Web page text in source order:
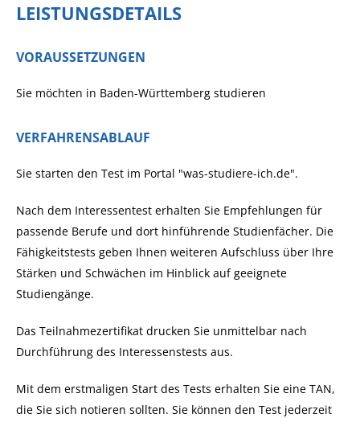
LEISTUNGSDETAILS
VORAUSSETZUNGEN
Sie möchten in Baden-Württemberg studieren
VERFAHRENSABLAUF
Sie starten den Test im Portal "was-studiere-ich.de".
Nach dem Interessentest erhalten Sie Empfehlungen für
passende Berufe und dort hinführende Studienfächer. Die
Fähigkeitstests geben Ihnen weiteren Aufschluss über Ihre
Stärken und Schwächen im Hinblick auf geeignete
Studiengänge.
Das Teilnahmezertifikat drucken Sie unmittelbar nach
Durchführung des Interessenstests aus.
Mit dem erstmaligen Start des Tests erhalten Sie eine TAN,
die Sie sich notieren sollten. Sie können den Test jederzeit